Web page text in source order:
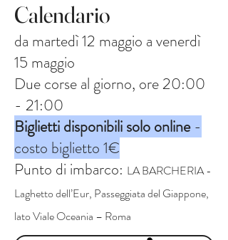
prendono vita, intrecciando voci
liriche e strumenti solisti con il
movimento dell’acqua.
Quest'anno il progetto esplora
l'universo di Wolfgang Amadeus
Mozart attraverso lo sguardo di
chi gli fu vicino o immaginando il
suo genio proiettato nella nostra
Calendario
da martedì 12 maggio a venerdì
15 maggio
Due corse al giorno, ore 20:00
- 21:00
Biglietti disponibili solo online-
costo biglietto 1€
Punto di imbarco: LA BARCHERIA -
Laghetto dell’Eur, Passeggiata del Giappone,
lato Viale Oceania – Roma